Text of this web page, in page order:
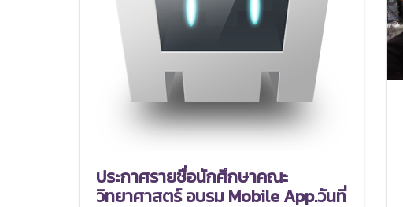
ประกาศรายชื่อนักศึกษาคณะ
วิทยาศาสตร์ อบรม Mobile App.วันที่